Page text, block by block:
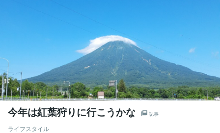
今年は紅葉狩りに行こうかな 記事
ライフスタイル